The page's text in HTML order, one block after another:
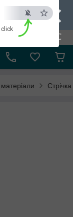
×
ESC
матеріали